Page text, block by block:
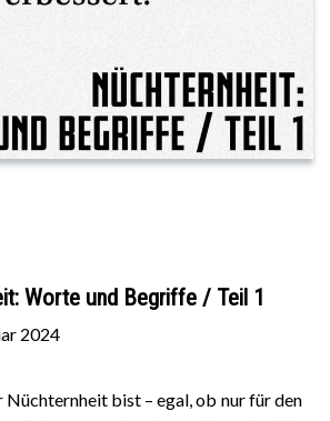
Worte und Begriffe / Teil 1
2024
Nüchternheit bist – egal, ob nur für den